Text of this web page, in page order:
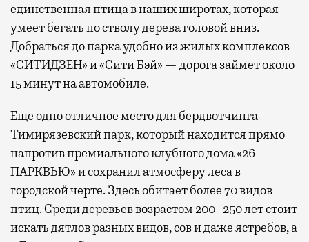
единственная птица в наших широтах, которая
умеет бегать по стволу дерева головой вниз.
Добраться до парка удобно из жилых комплексов
«СИТИДЗЕН» и «Сити Бэй» — дорога займет около
15 минут на автомобиле.
Еще одно отличное место для бердвотчинга —
Тимирязевский парк, который находится прямо
напротив премиального клубного дома «26
ПАРКВЬЮ» и сохранил атмосферу леса в
городской черте. Здесь обитает более 70 видов
птиц. Среди деревьев возрастом 200–250 лет стоит
искать дятлов разных видов, сов и даже ястребов, а